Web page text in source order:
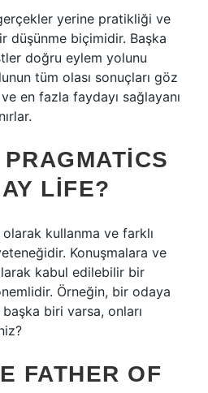
yerine pratikliği ve
düşünme biçimidir. Başka
doğru eylem yolunu
tüm olası sonuçları göz
en fazla faydayı sağlayanı
LIFE?
kullanma ve farklı
Konuşmalara ve
kabul edilebilir bir
Örneğin, bir odaya
biri varsa, onları
FATHER OF